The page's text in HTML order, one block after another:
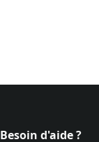
Besoin d'aide ?